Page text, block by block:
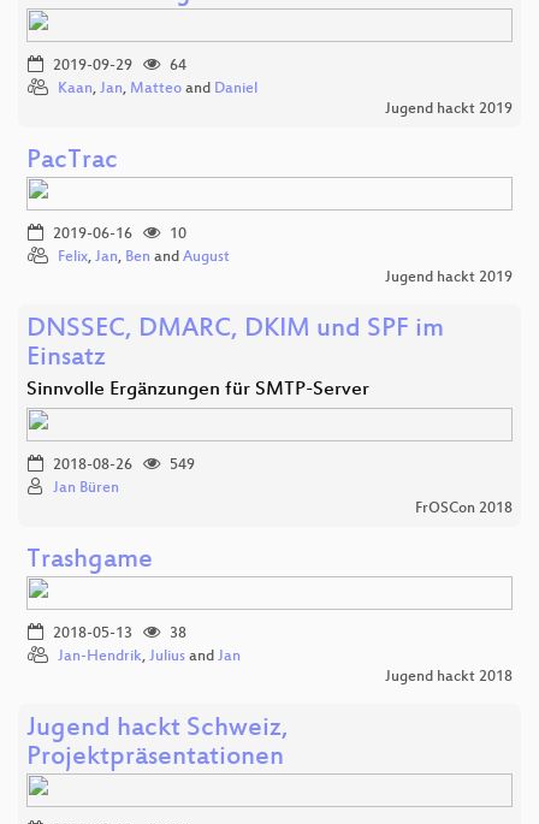
2019-09-29
64
Kaan, Jan, Matteo and Daniel
Jugend hackt 2019
PacTrac
2019-06-16
10
Felix, Jan, Ben and August
Jugend hackt 2019
DNSSEC, DMARC, DKIM und SPF im
Einsatz
Sinnvolle Ergänzungen für SMTP-Server
2018-08-26
549
Jan Büren
FrOSCon 2018
Trashgame
2018-05-13
38
Jan-Hendrik, Julius and Jan
Jugend hackt 2018
Jugend hackt Schweiz,
Projektpräsentationen